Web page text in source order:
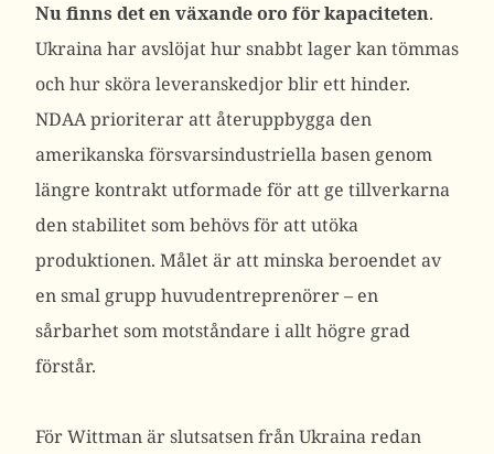
Nu finns det en växande oro för kapaciteten.
Ukraina har avslöjat hur snabbt lager kan tömmas
och hur sköra leveranskedjor blir ett hinder.
NDAA prioriterar att återuppbygga den
amerikanska försvarsindustriella basen genom
längre kontrakt utformade för att ge tillverkarna
den stabilitet som behövs för att utöka
produktionen. Målet är att minska beroendet av
en smal grupp huvudentreprenörer – en
sårbarhet som motståndare i allt högre grad
förstår.
För Wittman är slutsatsen från Ukraina redan